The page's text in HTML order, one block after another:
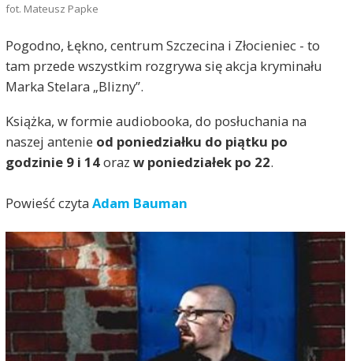
fot. Mateusz Papke
Pogodno, Łękno, centrum Szczecina i Złocieniec - to
tam przede wszystkim rozgrywa się akcja kryminału
Marka Stelara „Blizny”.
Książka, w formie audiobooka, do posłuchania na
naszej antenie od poniedziałku do piątku po
godzinie 9 i 14oraz w poniedziałek po 22.
Powieść czyta Adam Bauman